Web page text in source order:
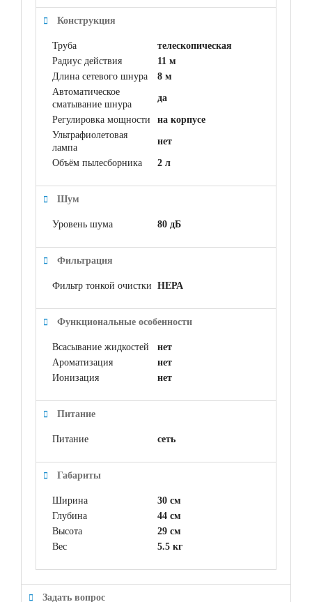
Конструкция
Труба
телескопическая
Радиус действия
11 м
Длина сетевого шнура
8 м
Автоматическое
сматывание шнура
да
Регулировка мощности
на корпусе
Ультрафиолетовая
лампа
нет
Объём пылесборника 2 л
Шум
Уровень шума 80 дБ
Фильтрация
Фильтр тонкой очистки НЕРА
Функциональные особенности
Всасывание жидкостей
нет
Ароматизация
нет
Ионизация
нет
Питание
Питание сеть
Габариты
Ширина
30 см
Глубина
44 см
Высота
29 см
Вес
5.5 кг
Задать вопрос